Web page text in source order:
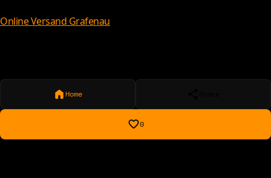
Online Versand Grafenau
Home
0